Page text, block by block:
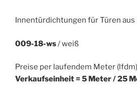
Innentürdichtungen für Türen aus
009-18-ws/ weiß
Preise per laufendem Meter (lfdm)
Verkaufseinheit = 5 Meter / 25